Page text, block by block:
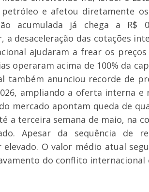
e afetou diretamente
acumulada já chega a R$
a desaceleração das cotações
ajudaram a frear os
operaram acima de 100% da
também anunciou recorde de
ampliando a oferta interna e
mercado apontam queda de
a terceira semana de maio, na
Apesar da sequência de
O valor médio atual
do conflito internacional